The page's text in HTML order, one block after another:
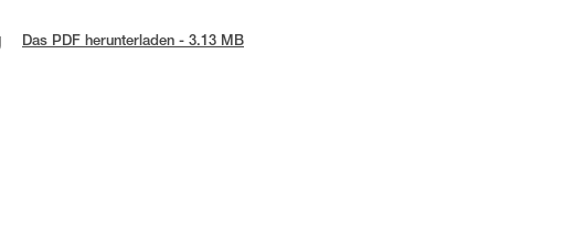
Das PDF herunterladen - 3.13 MB